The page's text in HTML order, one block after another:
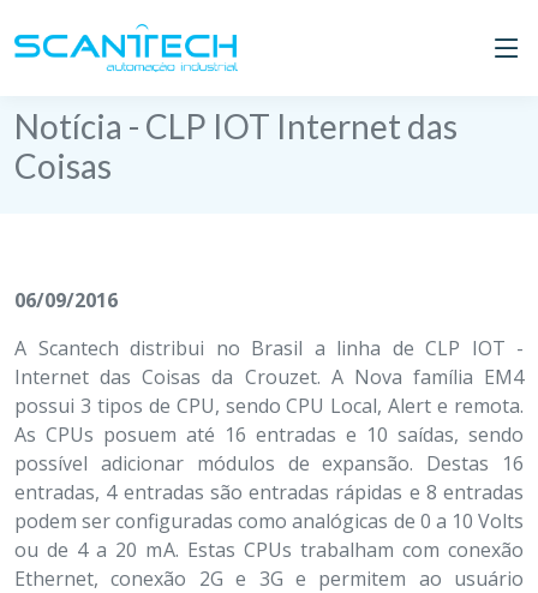
Notícia - CLP IOT Internet das
Coisas
06/09/2016
A Scantech distribui no Brasil a linha de CLP IOT -
Internet das Coisas da Crouzet. A Nova família EM4
possui 3 tipos de CPU, sendo CPU Local, Alert e remota.
As CPUs posuem até 16 entradas e 10 saídas, sendo
possível adicionar módulos de expansão. Destas 16
entradas, 4 entradas são entradas rápidas e 8 entradas
podem ser configuradas como analógicas de 0 a 10 Volts
ou de 4 a 20 mA. Estas CPUs trabalham com conexão
Ethernet, conexão 2G e 3G e permitem ao usuário